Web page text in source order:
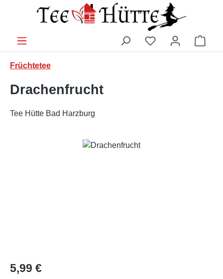
Zum Hauptinhalt springen
Früchtetee
Drachenfrucht
Tee Hütte Bad Harzburg
Bildergalerie überspringen
Regulärer Preis:
5,99 €